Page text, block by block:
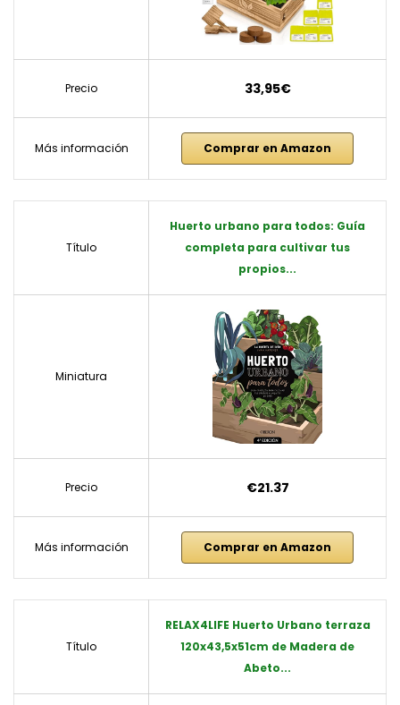
Precio 33,95€
Más información Comprar en Amazon
Título
Huerto urbano para todos: Guía
completa para cultivar tus
propios...
Miniatura
Precio €21.37
Más información Comprar en Amazon
Título
RELAX4LIFE Huerto Urbano terraza
120x43,5x51cm de Madera de
Abeto...